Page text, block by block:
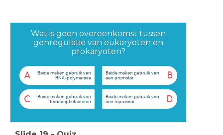
Wat is geen overeenkomst tussen
genregulatie van eukaryoten en
prokaryoten?
A
Beide maken gebruik van
RNA-polymerase
B
Beide maken gebruik van
een promotor
C
Beide maken gebruik van
transcriptiefactoren
D
Beide maken gebruik van
een repressor